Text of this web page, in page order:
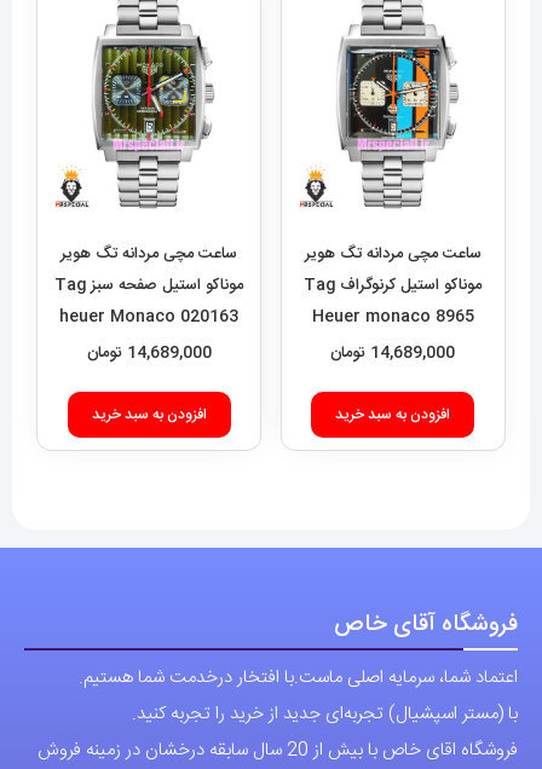
ساعت مچی مردانه تگ هویر
موناکو استیل کرنوگراف Tag
Heuer monaco 8965
14,689,000 تومان
افزودن به سبد خرید
ساعت مچی مردانه تگ هویر
موناکو استیل صفحه سبز Tag
heuer Monaco 020163
14,689,000 تومان
افزودن به سبد خرید
فروشگاه آقای خاص
اعتماد شما، سرمایه اصلی ماست.با افتخار درخدمت شما هستیم.
با (مستر اسپشیال) تجربه‌ای جدید از خرید را تجربه کنید.
فروشگاه اقای خاص با بیش از 20 سال سابقه درخشان در زمینه فروش